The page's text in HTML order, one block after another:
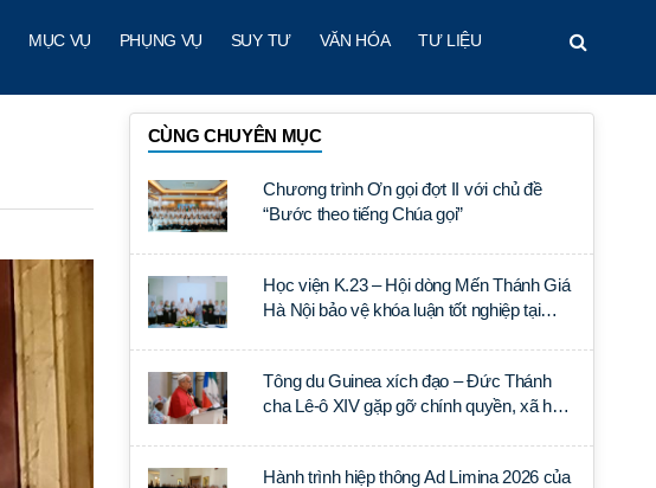
MỤC VỤ PHỤNG VỤ SUY TƯ VĂN HÓA TƯ LIỆU
CÙNG CHUYÊN MỤC
Chương trình Ơn gọi đợt II với chủ đề
“Bước theo tiếng Chúa gọi”
Học viện K.23 – Hội dòng Mến Thánh Giá
Hà Nội bảo vệ khóa luận tốt nghiệp tại
Tông du Guinea xích đạo – Đức Thánh
cha Lê-ô XIV gặp gỡ chính quyền, xã hội
Hành trình hiệp thông Ad Limina 2026 của